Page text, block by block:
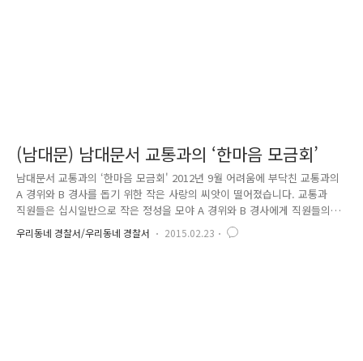
(남대문) 남대문서 교통과의 ‘한마음 모금회’
남대문서 교통과의 ‘한마음 모금회' 2012년 9월 어려움에 부닥친 교통과의
A 경위와 B 경사를 돕기 위한 작은 사랑의 씨앗이 떨어졌습니다. 교통과
직원들은 십시일반으로 작은 정성을 모야 A 경위와 B 경사에게 직원들의
정성을 전달했으나 두 경찰관은 자신들보다 더 어려운 사람들이 많다며 그
들을 위해 직원들의 정성이 쓰이기를 희망했습니다. 그래서 알코올 중독이
우리동네 경찰서/우리동네 경찰서 2015.02.23